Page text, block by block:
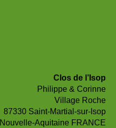
Clos de l’Isop
Philippe & Corinne
Village Roche
87330 Saint-Martial-sur-Isop
Nouvelle-Aquitaine FRANCE